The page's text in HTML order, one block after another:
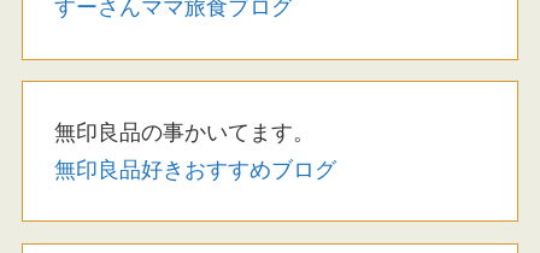
すーさんママ旅食ブログ
無印良品の事かいてます。
無印良品好きおすすめブログ